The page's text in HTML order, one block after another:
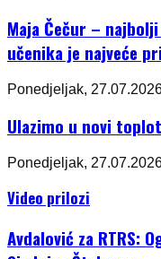
Maja Čečur –
učenika je najveće
Ponedjeljak,
Ulazimo u novi
Ponedjeljak,
Video prilozi
Avdalović za RTRS: